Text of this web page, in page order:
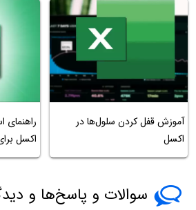
آموزش قفل کردن سلول‌ها در
اکسل
راهنمای
اکسل
سوالات و پاسخ‌ها و